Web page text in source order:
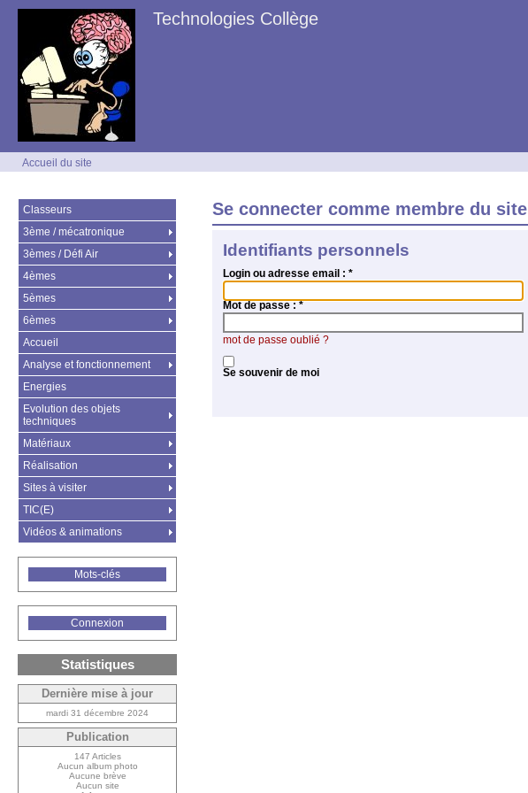
Technologies Collège
Accueil du site
Se connecter comme membre du site
Identifiants personnels
Login ou adresse email : *
Mot de passe :*
mot de passe oublié ?
Se souvenir de moi
Classeurs
3ème / mécatronique
3èmes / Défi Air
4èmes
5èmes
6èmes
Accueil
Analyse et fonctionnement
Energies
Evolution des objets
techniques
Matériaux
Réalisation
Sites à visiter
TIC(E)
Vidéos & animations
Mots-clés
Connexion
Statistiques
Dernière mise à jour
mardi 31 décembre 2024
Publication
147 Articles
Aucun album photo
Aucune brève
Aucun site